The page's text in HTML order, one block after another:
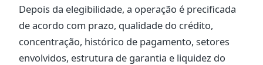
Depois da elegibilidade, a operação é precificada
de acordo com prazo, qualidade do crédito,
concentração, histórico de pagamento, setores
envolvidos, estrutura de garantia e liquidez do